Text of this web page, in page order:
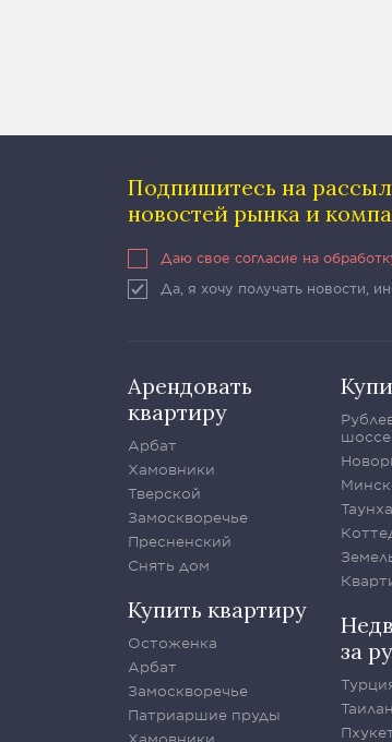
Подпишитесь на
новостей рынка и
Даю свое согласие на
Да, я хочу получать новости,
Арендовать
квартиру
Арбат
Хамовники
Тверской
Замоскворечье
Пресненский
Снять дом
Купить квартиру
Остоженка
Арбат
Замоскворечье
Патриаршие пруды
шоссе
за